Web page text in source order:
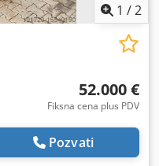
1 /2
52.000 €
Fiksna cena plus PDV
Pozvati